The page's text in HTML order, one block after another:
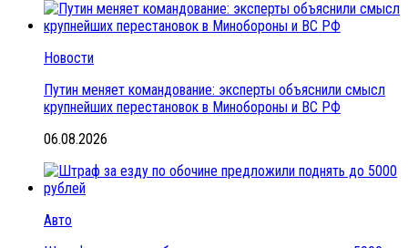
Новости
Путин меняет командование: эксперты объяснили смысл
крупнейших перестановок в Минобороны и ВС РФ
06.08.2026
Авто